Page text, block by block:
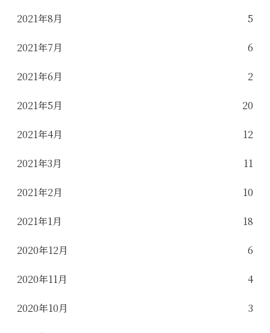
2021年8月 5
2021年7月 6
2021年6月 2
2021年5月 20
2021年4月 12
2021年3月 11
2021年2月 10
2021年1月 18
2020年12月 6
2020年11月 4
2020年10月 3